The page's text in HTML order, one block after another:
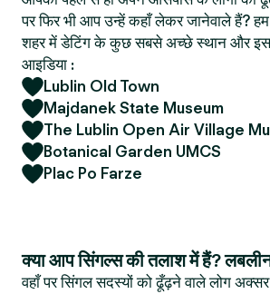
पर फिर भी आप उन्हें कहाँ लेकर जानेवाले हैं?
शहर में डेटिंग के कुछ सबसे अच्छे स्थान और
आइडिया :
Lublin Old Town
Majdanek State Museum
The Lublin Open Air Village
Botanical Garden UMCS
Plac Po Farze
क्या आप सिंगल्स की तलाश में हैं?
वहाँ पर सिंगल सदस्यों को ढूँढ़ने वाले लोग